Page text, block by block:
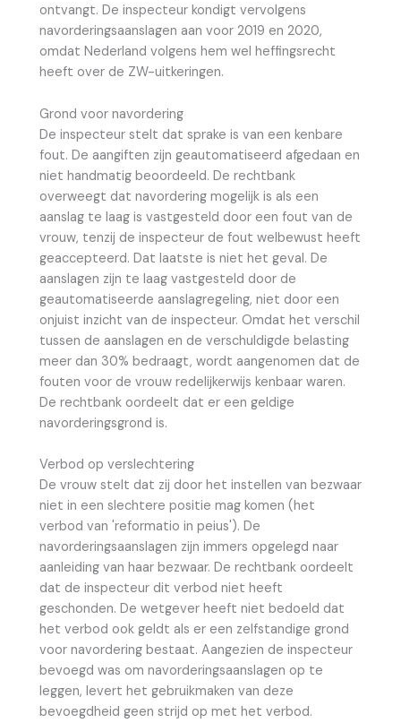
ontvangt. De inspecteur kondigt vervolgens
navorderingsaanslagen aan voor 2019 en 2020,
omdat Nederland volgens hem wel heffingsrecht
heeft over de ZW-uitkeringen.
Grond voor navordering
De inspecteur stelt dat sprake is van een kenbare
fout. De aangiften zijn geautomatiseerd afgedaan en
niet handmatig beoordeeld. De rechtbank
overweegt dat navordering mogelijk is als een
aanslag te laag is vastgesteld door een fout van de
vrouw, tenzij de inspecteur de fout welbewust heeft
geaccepteerd. Dat laatste is niet het geval. De
aanslagen zijn te laag vastgesteld door de
geautomatiseerde aanslagregeling, niet door een
onjuist inzicht van de inspecteur. Omdat het verschil
tussen de aanslagen en de verschuldigde belasting
meer dan 30% bedraagt, wordt aangenomen dat de
fouten voor de vrouw redelijkerwijs kenbaar waren.
De rechtbank oordeelt dat er een geldige
navorderingsgrond is.
Verbod op verslechtering
De vrouw stelt dat zij door het instellen van bezwaar
niet in een slechtere positie mag komen (het
verbod van 'reformatio in peius'). De
navorderingsaanslagen zijn immers opgelegd naar
aanleiding van haar bezwaar. De rechtbank oordeelt
dat de inspecteur dit verbod niet heeft
geschonden. De wetgever heeft niet bedoeld dat
het verbod ook geldt als er een zelfstandige grond
voor navordering bestaat. Aangezien de inspecteur
bevoegd was om navorderingsaanslagen op te
leggen, levert het gebruikmaken van deze
bevoegdheid geen strijd op met het verbod.